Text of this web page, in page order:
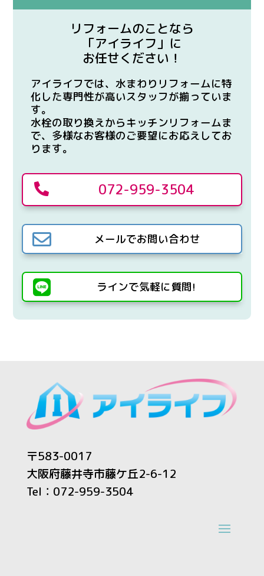
リフォームのことなら
「アイライフ」に
お任せください！
アイライフでは、水まわりリフォームに特
化した専門性が高いスタッフが揃っていま
す。
水栓の取り換えからキッチンリフォームま
で、多様なお客様のご要望にお応えしてお
ります。
 072-959-3504
 メールでお問い合わせ
 ラインで気軽に質問!
〒583-0017
大阪府藤井寺市藤ケ丘2-6-12
Tel：072-959-3504